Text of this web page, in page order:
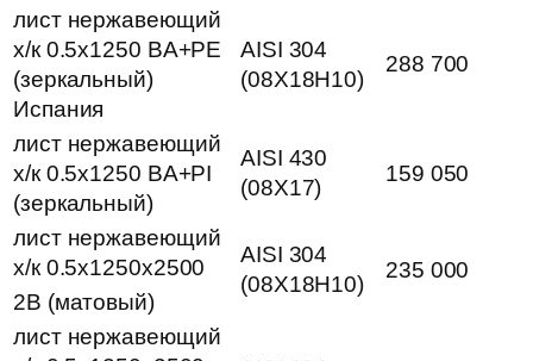
лист нержавеющий
х/к 0.5х1250 BA+PE
(зеркальный)
Испания
AISI 304
(08Х18Н10)
288 700
лист нержавеющий
х/к 0.5х1250 BA+PI
(зеркальный)
AISI 430
(08Х17)
159 050
лист нержавеющий
х/к 0.5х1250х2500
AISI 304
(08Х18Н10)
235 000
2B (матовый)
лист нержавеющий